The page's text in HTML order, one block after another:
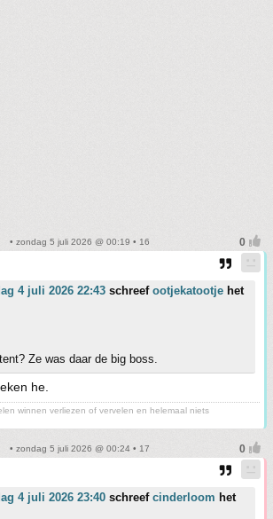
• zondag 5 juli 2026 @ 00:19 • 16
4 juli 2026 22:43 schreef ootjekatootje het
Ze was daar de big boss.
he.
winnen verliezen of vervelen en helemaal niets
• zondag 5 juli 2026 @ 00:24 • 17
4 juli 2026 23:40 schreef cinderloom het